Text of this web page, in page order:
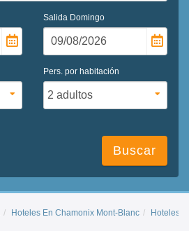
Salida Domingo
Pers. por habitación
Buscar
Hoteles En Chamonix Mont-Blanc Hoteles